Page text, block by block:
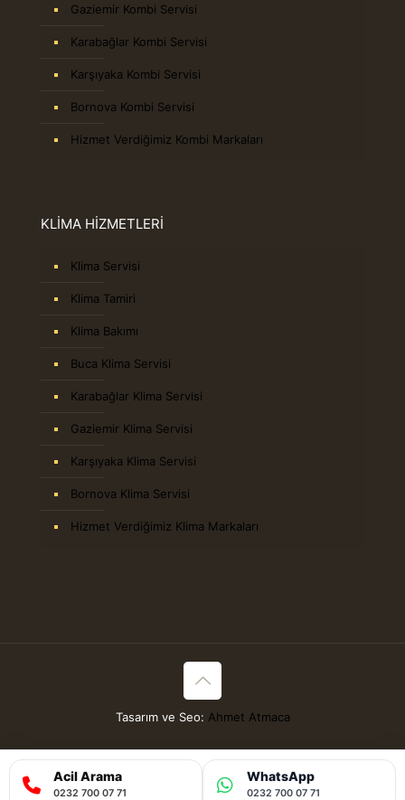
Gaziemir Kombi Servisi
Karabağlar Kombi Servisi
Karşıyaka Kombi Servisi
Bornova Kombi Servisi
Hizmet Verdiğimiz Kombi Markaları
KLİMA HİZMETLERİ
Klima Servisi
Klima Tamiri
Klima Bakımı
Buca Klima Servisi
Karabağlar Klima Servisi
Gaziemir Klima Servisi
Karşıyaka Klima Servisi
Bornova Klima Servisi
Hizmet Verdiğimiz Klima Markaları
Tasarım ve Seo: Ahmet Atmaca
Acil Arama
0232 700 07 71
WhatsApp
0232 700 07 71